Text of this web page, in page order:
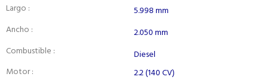
Largo :
Ancho :
Combustible :
5.998 mm
2.050 mm
Diesel
Motor :
2.2 (140 CV)